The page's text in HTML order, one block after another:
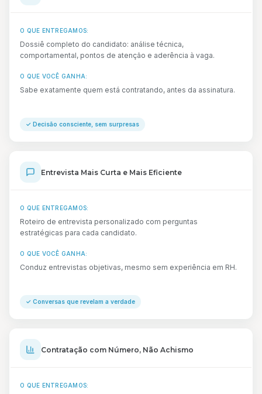
O QUE ENTREGAMOS:
Dossiê completo do candidato: análise técnica,
comportamental, pontos de atenção e aderência à vaga.
O QUE VOCÊ GANHA:
Sabe exatamente quem está contratando, antes da assinatura.
✓ Decisão consciente, sem surpresas
Entrevista Mais Curta e Mais Eficiente
O QUE ENTREGAMOS:
Roteiro de entrevista personalizado com perguntas
estratégicas para cada candidato.
O QUE VOCÊ GANHA:
Conduz entrevistas objetivas, mesmo sem experiência em RH.
✓ Conversas que revelam a verdade
Contratação com Número, Não Achismo
O QUE ENTREGAMOS: